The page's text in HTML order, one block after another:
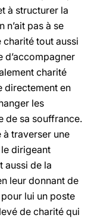
à structurer la
pas à se
charité tout aussi
d’accompagner
charité
directement en
les
de sa souffrance.
à traverser une
le dirigeant
aussi de la
leur donnant de
lui un poste
de charité qui